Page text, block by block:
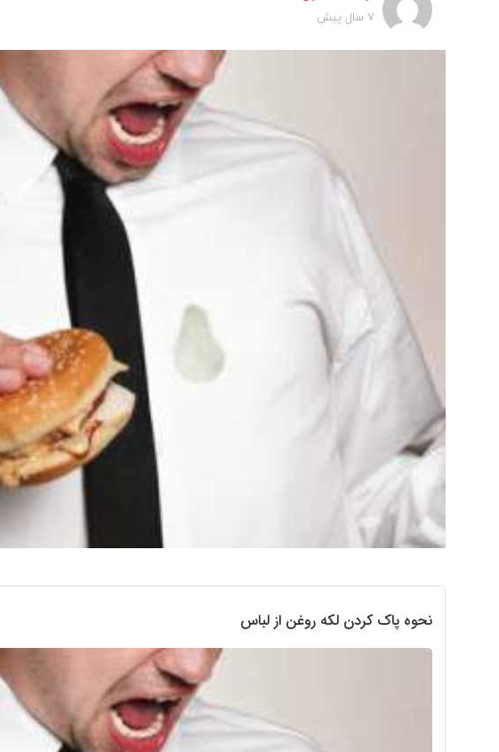
7 سال پیش
نحوه پاک کردن لکه روغن از لباس